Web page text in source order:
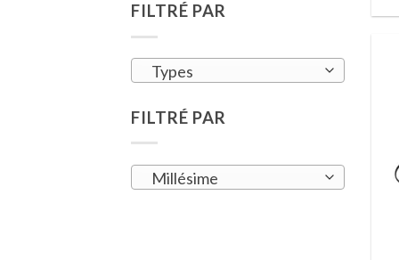
FILTRÉ PAR
Types
FILTRÉ PAR
Millésime